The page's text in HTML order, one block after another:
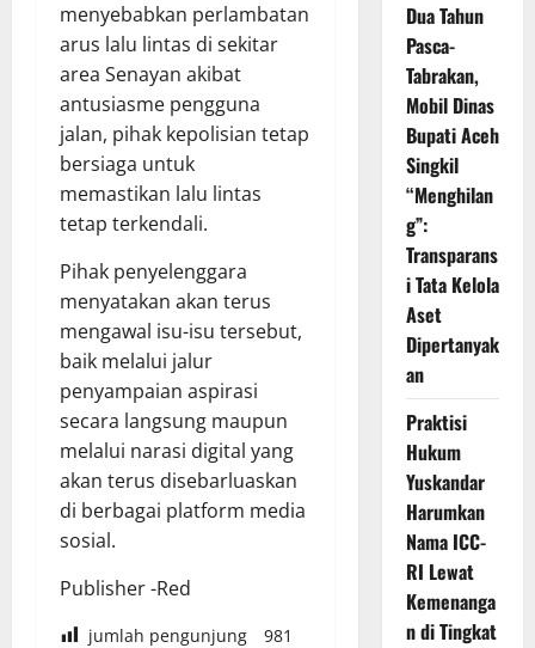
menyebabkan perlambatan
arus lalu lintas di sekitar
area Senayan akibat
antusiasme pengguna
jalan, pihak kepolisian tetap
bersiaga untuk
memastikan lalu lintas
tetap terkendali.
Pihak penyelenggara
menyatakan akan terus
mengawal isu-isu tersebut,
baik melalui jalur
penyampaian aspirasi
secara langsung maupun
melalui narasi digital yang
akan terus disebarluaskan
di berbagai platform media
sosial.
Publisher -Red
jumlah pengunjung 981
Dua Tahun
Pasca-
Tabrakan,
Mobil Dinas
Bupati Aceh
Singkil
“Menghilan
g”:
Transparans
i Tata Kelola
Aset
Dipertanyak
an
Praktisi
Hukum
Yuskandar
Harumkan
Nama ICC-
RI Lewat
Kemenanga
n di Tingkat